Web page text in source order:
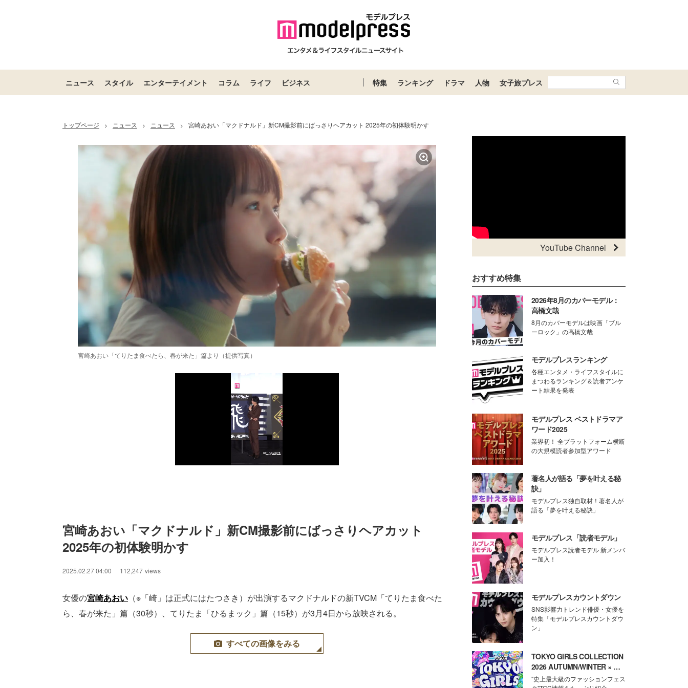
ニュース スタイル エンターテイメント コラム ライフ ビジネス 特集 ランキング ドラマ 人物 女子旅プレス
トップページ > ニュース > ニュース > 宮崎あおい「マクドナルド」新CM撮影前にばっさりヘアカット 2025年の初体験明かす
宮崎あおい「てりたま食べたら、春が来た」篇より（提供写真）
宮崎あおい「マクドナルド」新CM撮影前にばっさりヘアカット
2025年の初体験明かす
2025.02.27 04:00 112,247 views
女優の宮崎あおい （※「崎」は正式にはたつさき）が出演するマクドナルドの新TVCM「てりたま食べた
ら、春が来た」篇（30秒）、てりたま「ひるまック」篇（15秒）が3月4日から放映される。
すべての画像をみる
YouTube Channel
おすすめ特集
2026年8月のカバーモデル：
高橋文哉
8月のカバーモデルは映画「ブル
ーロック」の高橋文哉
モデルプレスランキング
各種エンタメ・ライフスタイルに
まつわるランキング＆読者アンケ
ート結果を発表
モデルプレス ベストドラマア
ワード2025
業界初！ 全プラットフォーム横断
の大規模読者参加型アワード
著名人が語る「夢を叶える秘
訣」
モデルプレス独自取材！著名人が
語る「夢を叶える秘訣」
モデルプレス「読者モデル」
モデルプレス読者モデル 新メンバ
ー加入！
モデルプレスカウントダウン
SNS影響力トレンド俳優・女優を
特集「モデルプレスカウントダウ
ン」
TOKYO GIRLS COLLECTION
2026 AUTUMN/WINTER × モ
デルプレス
"史上最大級のファッションフェス